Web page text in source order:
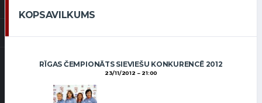
KOPSAVILKUMS
RĪGAS ČEMPIONĀTS SIEVIEŠU KONKURENCĒ 2012
23/11/2012 21:00